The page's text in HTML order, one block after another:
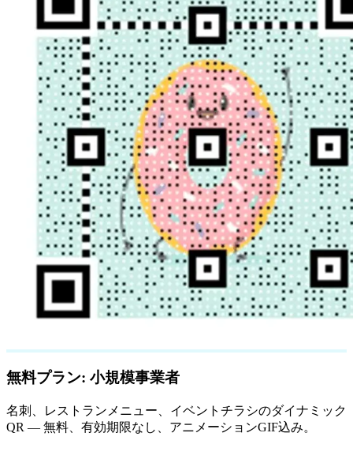
無料プラン: 小規模事業者
名刺、レストランメニュー、イベントチラシのダイナミック
QR — 無料、有効期限なし、アニメーションGIF込み。